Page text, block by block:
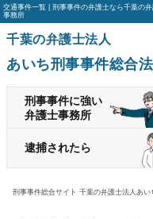
交通事件一覧 | 刑事事件の弁護士なら千葉の
事務所
千葉の弁護士法人
あいち刑事事件総合
刑事事件に強い
弁護士事務所
逮捕されたら
刑事事件総合サイト 千葉の弁護士法人あ